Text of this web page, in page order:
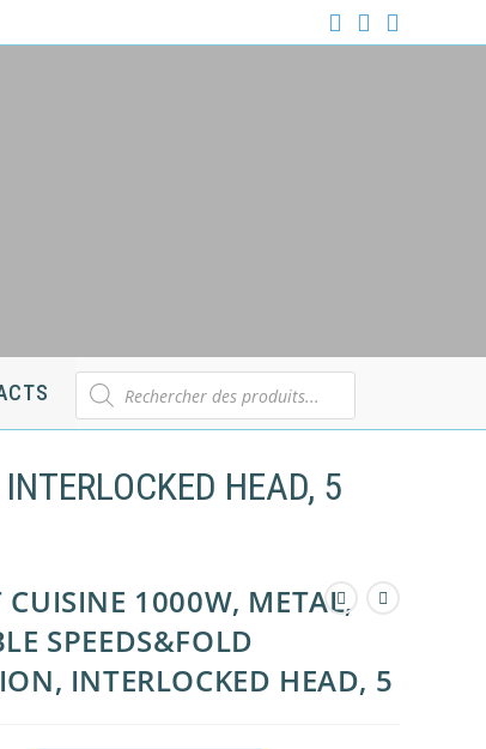
Recherche
de
produits
HEAD, 5
CUISINE 1000W, METAL,
SPEEDS&FOLD
INTERLOCKED HEAD, 5